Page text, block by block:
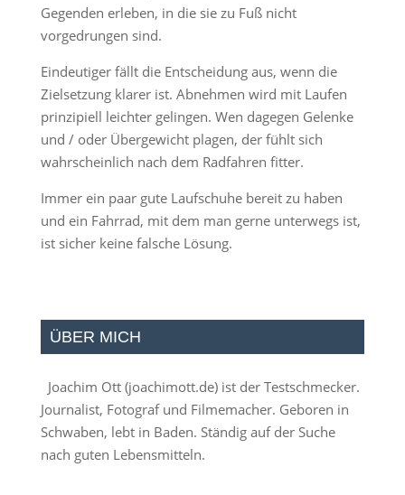
Gegenden erleben, in die sie zu Fuß nicht
vorgedrungen sind.
Eindeutiger fällt die Entscheidung aus, wenn die
Zielsetzung klarer ist. Abnehmen wird mit Laufen
prinzipiell leichter gelingen. Wen dagegen Gelenke
und / oder Übergewicht plagen, der fühlt sich
wahrscheinlich nach dem Radfahren fitter.
Immer ein paar gute Laufschuhe bereit zu haben
und ein Fahrrad, mit dem man gerne unterwegs ist,
ist sicher keine falsche Lösung.
ÜBER MICH
Joachim Ott (joachimott.de) ist der Testschmecker.
Journalist, Fotograf und Filmemacher. Geboren in
Schwaben, lebt in Baden. Ständig auf der Suche
nach guten Lebensmitteln.